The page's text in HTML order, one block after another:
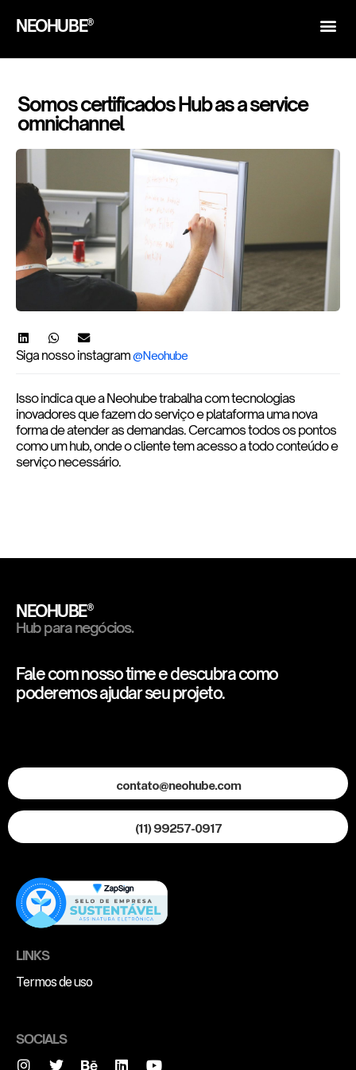
NEOHUBE®
Somos certificados Hub as a service
omnichannel
Siga nosso instagram@Neohube
Isso indica que a Neohube trabalha com tecnologias
inovadores que fazem do serviço e plataforma uma nova
forma de atender as demandas. Cercamos todos os pontos
como um hub, onde o cliente tem acesso a todo conteúdo e
serviço necessário.
NEOHUBE®
Hub para negócios.
Fale com nosso time e descubra como
poderemos ajudar seu projeto.
contato@neohube.com
(11) 99257-0917
LINKS
Termos de uso
SOCIALS